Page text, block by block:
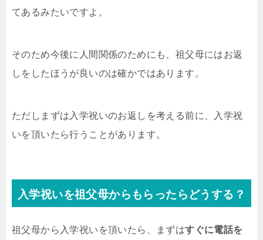
てあるみたいですよ。
そのため今後に人間関係のためにも、祖父母にはお返
しをしたほうが良いのは確かではあります。
ただしまずは入学祝いのお返しを考える前に、入学祝
いを頂いたら行うことがあります。
入学祝いを祖父母からもらったらどうする？
祖父母から入学祝いを頂いたら、まずはすぐに電話を